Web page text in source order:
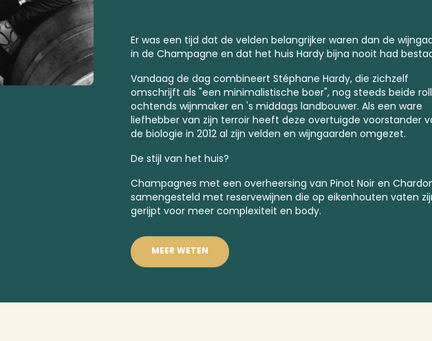
Er was een tijd dat de velden belangrijker waren dan de
in de Champagne en dat het huis Hardy bijna nooit had
Vandaag de dag combineert Stéphane Hardy, die zichzelf
omschrijft als "een minimalistische boer", nog steeds beide
ochtends wijnmaker en 's middags landbouwer. Als een ware
liefhebber van zijn terroir heeft deze overtuigde voorstander
de biologie in 2012 al zijn velden en wijngaarden omgezet.
De stijl van het huis?
Champagnes met een overheersing van Pinot Noir en
samengesteld met reservewijnen die op eikenhouten vaten
gerijpt voor meer complexiteit en body.
MEER WETEN